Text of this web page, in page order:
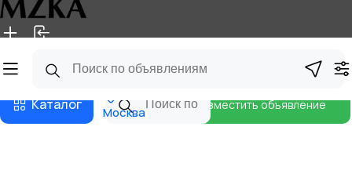
Главная Магазины
Каталог Москва
Разместить объявление